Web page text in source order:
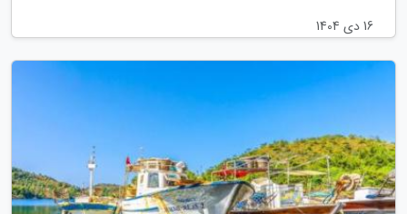
16 دی 1404